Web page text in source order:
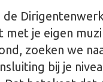
de
met je eigen
zoeken we
bij je